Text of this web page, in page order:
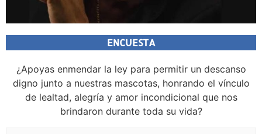
ENCUESTA
¿Apoyas enmendar la ley para permitir un descanso
digno junto a nuestras mascotas, honrando el vínculo
de lealtad, alegría y amor incondicional que nos
brindaron durante toda su vida?